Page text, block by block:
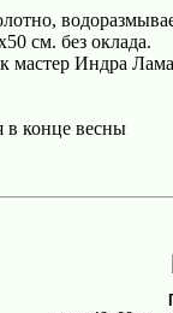
см. без оклада.
мастер Индра Лама
в конце весны